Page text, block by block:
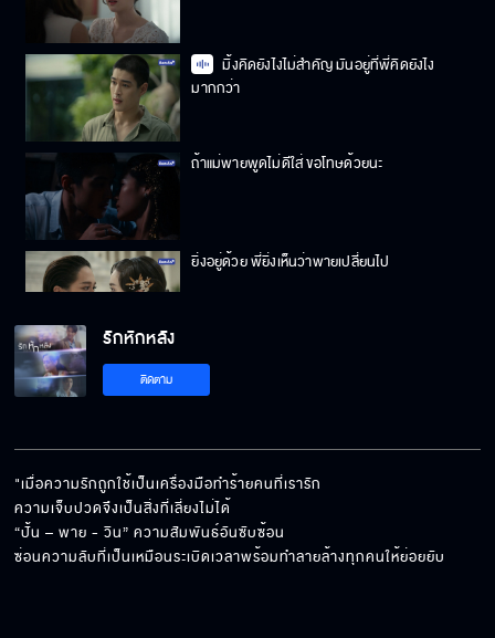
มิ้งคิดยังไงไม่สำคัญ มันอยู่ที่พี่คิดยังไง
มากกว่า
ถ้าแม่พายพูดไม่ดีใส่ ขอโทษด้วยนะ
ยิ่งอยู่ด้วย พี่ยิ่งเห็นว่าพายเปลี่ยนไป
ถ้าสามีเธอเขาใฝ่ทางธรรม ก็ปล่อยเขาไปเถอะ
รู้ตัวมั้ยว่าคุณพูดถึงพี่ปั้นร้อยกว่าครั้งแล้ว
รักหักหลัง
ติดตาม
"เมื่อความรักถูกใช้เป็นเครื่องมือทำร้ายคนที่เรารัก
ความเจ็บปวดจึงเป็นสิ่งที่เลี่ยงไม่ได้
“ปั้น – พาย - วิน” ความสัมพันธ์อันซับซ้อน
ซ่อนความลับที่เป็นเหมือนระเบิดเวลาพร้อมทำลายล้างทุกคนให้ย่อยยับ